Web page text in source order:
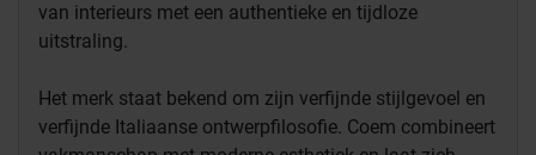
van interieurs met een authentieke en tijdloze
uitstraling.
Het merk staat bekend om zijn verfijnde stijlgevoel en
verfijnde Italiaanse ontwerpfilosofie. Coem combineert